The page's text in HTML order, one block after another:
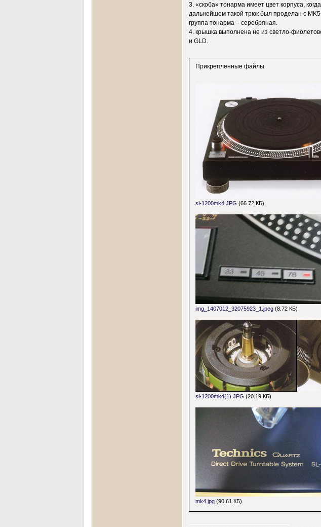
3. «скоба» тонарма имеет цвет корпуса,
дальнейшем такой трюк был проделан с
группа тонарма – серебряная.
4. крышка выполнена не из светло-
и GLD.
Прикрепленные файлы
sl-1200mk4.JPG (66.72 КБ)
img_1407012_32075923_1.jpeg (8.72 КБ)
sl-1200mk4(1).JPG (20.19 КБ)
mk4.jpg (90.61 КБ)